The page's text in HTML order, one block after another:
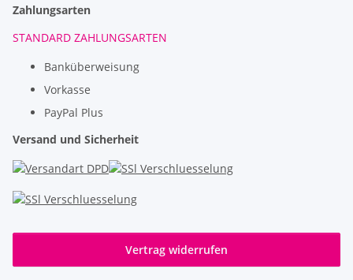
Zahlungsarten
STANDARD ZAHLUNGSARTEN
Banküberweisung
Vorkasse
PayPal Plus
Versand und Sicherheit
Vertrag widerrufen